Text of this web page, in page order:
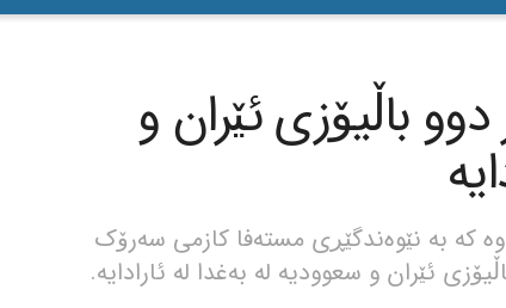
باڵیۆزی ئێران و
کە بە نێوەندگێڕی مستەفا کازمی سەرۆک
ئێران و سعوودیە لە بەغدا لە ئارادایە.